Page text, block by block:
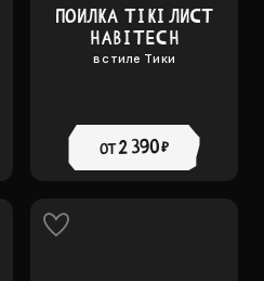
ПОИЛКА TIKI ЛИСТ
HABITECH
в стиле Тики
от2 390 ₽